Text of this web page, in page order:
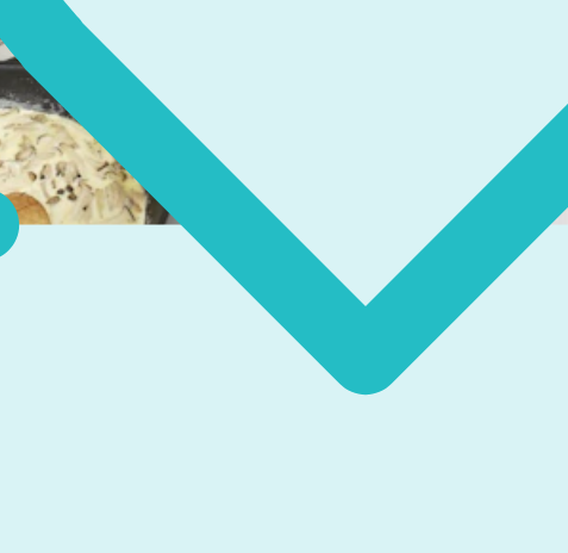
レッシングのサラダ、層に分かれたプリンなど盛りだくさん！
でも人気のぶどう食パンを作りました。